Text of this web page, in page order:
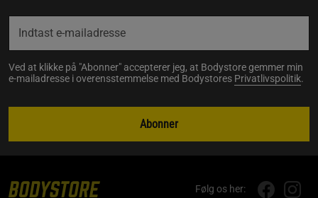
Ved at klikke på "Abonner" accepterer jeg, at Bodystore gemmer min
e-mailadresse i overensstemmelse med Bodystores Privatlivspolitik.
Abonner
Følg os her: